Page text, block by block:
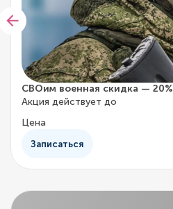
СВОим военная скидка — 20%
Акция действует до
Цена
Записаться